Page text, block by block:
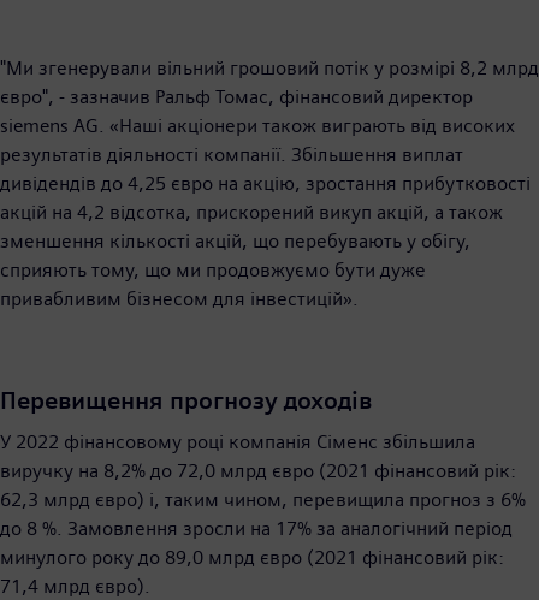
"Ми згенерували вільний грошовий потік у розмірі 8,2 млрд
євро", - зазначив Ральф Томас, фінансовий директор
siemens AG. «Наші акціонери також виграють від високих
результатів діяльності компанії. Збільшення виплат
дивідендів до 4,25 євро на акцію, зростання прибутковості
акцій на 4,2 відсотка, прискорений викуп акцій, а також
зменшення кількості акцій, що перебувають у обігу,
сприяють тому, що ми продовжуємо бути дуже
привабливим бізнесом для інвестицій».
Перевищення прогнозу доходів
У 2022 фінансовому році компанія Сіменс збільшила
виручку на 8,2% до 72,0 млрд євро (2021 фінансовий рік:
62,3 млрд євро) і, таким чином, перевищила прогноз з 6%
до 8 %. Замовлення зросли на 17% за аналогічний період
минулого року до 89,0 млрд євро (2021 фінансовий рік:
71,4 млрд євро).